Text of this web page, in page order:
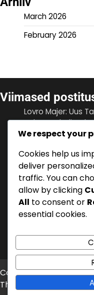
March 2026
February 2026
Viimased
Lovro Majer: Uus
Rahvusvahelised
Ante Rebić:
Isiklikud
Ivan Rakitić:
Meeskonna mõju
Zvonimir Boban:
Dejan Lovren:
turniirid, klubi
Copyright © 2026
Themes
We respect your
Cookies help us
deliver
traffic. You can
allow by clicking
All to consent or
essential cookies.